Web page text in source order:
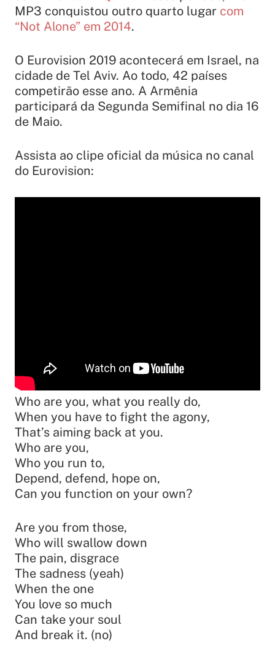
MP3 conquistou outro quarto lugar com
“Not Alone” em 2014.
O Eurovision 2019 acontecerá em Israel, na
cidade de Tel Aviv. Ao todo, 42 países
competirão esse ano. A Armênia
participará da Segunda Semifinal no dia 16
de Maio.
Assista ao clipe oficial da música no canal
do Eurovision:
Who are you, what you really do,
When you have to fight the agony,
That’s aiming back at you.
Who are you,
Who you run to,
Depend, defend, hope on,
Can you function on your own?
Are you from those,
Who will swallow down
The pain, disgrace
The sadness (yeah)
When the one
You love so much
Can take your soul
And break it. (no)